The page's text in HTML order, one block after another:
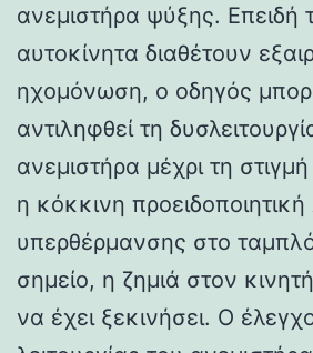
ανεμιστήρα ψύξης. Επειδή
αυτοκίνητα διαθέτουν
ηχομόνωση, ο οδηγός
αντιληφθεί τη
ανεμιστήρα μέχρι τη
η κόκκινη προειδοποιητική
υπερθέρμανσης στο
σημείο, η ζημιά στον
να έχει ξεκινήσει. Ο